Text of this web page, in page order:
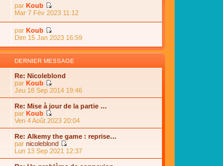
u
l
e
l
e
d
e
n
r
m
e
s
a
g
e
par Koub
C
u
l
t
e
r
l
d
e
r
i
e
r
m
e
s
s
Mar 7 Fév 2023 11:12
par Koub
C
n
s
u
l
t
e
r
e
e
r
n
i
e
r
Dim 15 Jan 2023 16:59
DERNIER MESSAGE
Re: Nicoleblond
par Koub
C
o
n
s
u
l
e
r
l
Jeu 18 Sep 2014 19:46
Re: Mise à jour de la partie …
par Koub
C
o
n
s
u
l
t
Ven 4 Août 2023 20:04
Re: Alkemy the game : reprise…
par nicoleblond
C
o
n
Lun 13 Sep 2021 12:37